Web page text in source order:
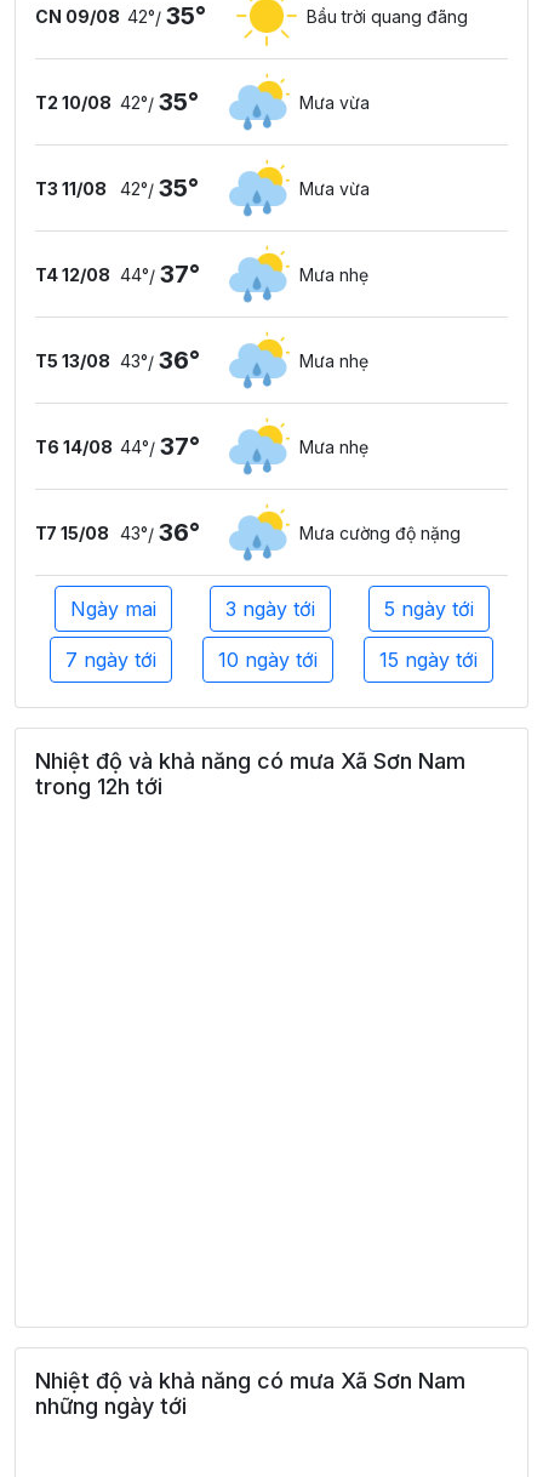
CN 09/08 42°/ 35° Bầu trời quang đãng
T2 10/08 42°/ 35° Mưa vừa
T3 11/08 42°/ 35° Mưa vừa
T4 12/08 44°/ 37° Mưa nhẹ
T5 13/08 43°/ 36° Mưa nhẹ
T6 14/08 44°/ 37° Mưa nhẹ
T7 15/08 43°/ 36° Mưa cường độ nặng
Ngày mai 3 ngày tới 5 ngày tới
7 ngày tới 10 ngày tới 15 ngày tới
Nhiệt độ và khả năng có mưa Xã Sơn Nam
trong 12h tới
Nhiệt độ và khả năng có mưa Xã Sơn Nam
những ngày tới